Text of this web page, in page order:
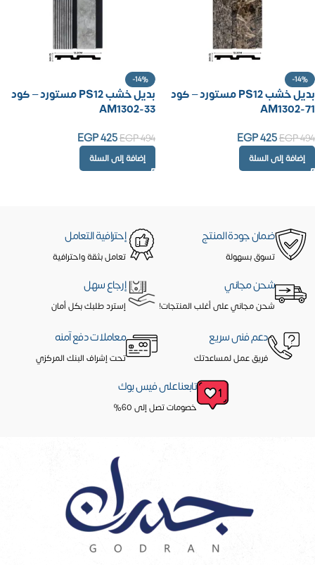
-14%
بديل خشب PS12 مستورد – كود
AM1302-71
EGP494
EGP425
إضافة إلى السلة
-14%
بديل خشب PS12 مستورد – كود
AM1302-33
EGP494
EGP425
إضافة إلى السلة
ضمان جودة المنتج
تسوق بسهولة
إحترافية التعامل
تعامل بثقة واحترافية
شحن مجاني
شحن مجاني على أغلب المنتجات!
إرجاع سهل
إسترد طلبك بكل أمان
دعم فنى سريع
فريق عمل لمساعدتك
معاملات دفع آمنه
تحت إشراف البنك المركزي
تابعنا على فيس بوك
خصومات تصل إلى 60%